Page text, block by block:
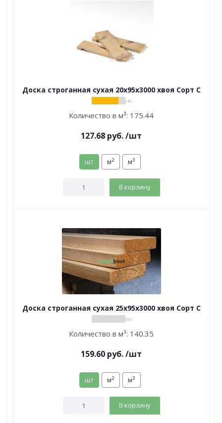
Доска строганная сухая 20х95х3000 хвоя Сорт С
( 4 )
Количество в м³: 175.44
127.68 руб./шт
шт м2 м3
В корзину
Доска строганная сухая 25х95х3000 хвоя Сорт С
( 0 )
Количество в м³: 140.35
159.60 руб./шт
шт м2 м3
В корзину